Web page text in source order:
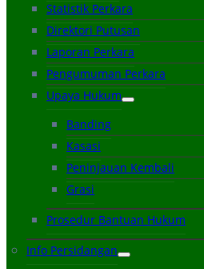
Statistik Perkara
Direktori Putusan
Laporan Perkara
Pengumuman Perkara
Upaya Hukum
Banding
Kasasi
Peninjauan Kembali
Grasi
Prosedur Bantuan Hukum
Info Persidangan